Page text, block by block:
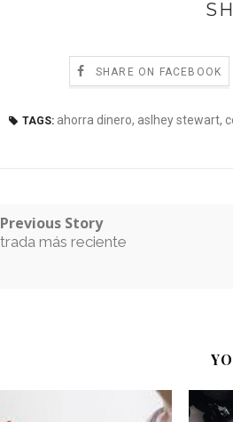
SHARE ON FACEBOOK
TAGS: ahorra dinero, aslhey stewart,
Story
más reciente